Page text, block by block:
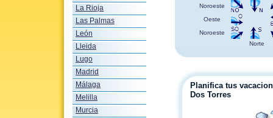
La Rioja
Las Palmas
León
Lleida
Lugo
Madrid
Málaga
Melilla
Murcia
Noroeste
Oeste
Noroeste
Norte
Planifica tus
Dos Torres